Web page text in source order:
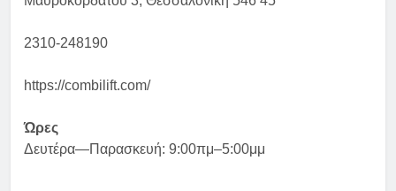
2310-248190
https://combilift.com/
Ώρες
Δευτέρα—Παρασκευή: 9:00πμ–5:00μμ